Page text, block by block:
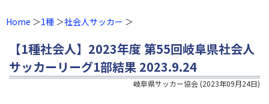
Home 1種 社会人サッカー
【1種社会人】2023年度 第55回岐阜県社会人
サッカーリーグ1部結果 2023.9.24
岐阜県サッカー協会 (2023年09月24日)